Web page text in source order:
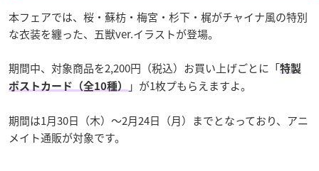
本フェアでは、桜・蘇枋・梅宮・杉下・梶がチャイナ風の特別
な衣装を纏った、五獣ver.イラストが登場。
期間中、対象商品を2,200円（税込）お買い上げごとに「特製
ポストカード（全10種）
」が1枚プもらえますよ。
期間は1月30日（木）～2月24日（月）までとなっており、アニ
メイト通販が対象です。